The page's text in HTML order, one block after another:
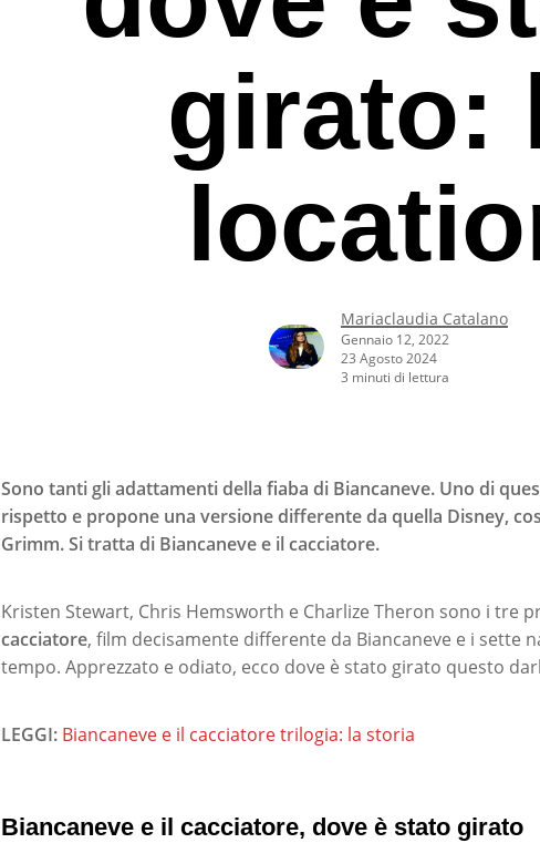
girato:
Mariaclaudia Catalano
Gennaio 12, 2022
23 Agosto 2024
3 minuti di lettura
Sono tanti gli adattamenti della fiaba di Biancaneve. Uno di
rispetto e propone una versione differente da quella Disney,
Grimm. Si tratta di Biancaneve e il cacciatore.
Kristen Stewart, Chris Hemsworth e Charlize Theron sono i tre
cacciatore, film decisamente differente da Biancaneve e i sette
tempo. Apprezzato e odiato, ecco dove è stato girato questo
LEGGI: Biancaneve e il cacciatore trilogia: la storia
Biancaneve e il cacciatore, dove è stato girato